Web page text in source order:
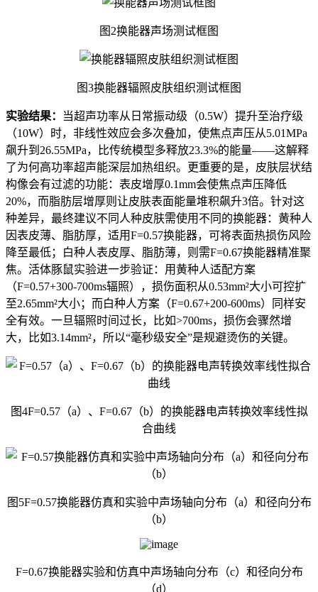
图2换能器声场测试框图
图3换能器辐照皮肤组织测试框图
实验结果：
当超声功率从日常振动级（0.5W）提升至治疗级
（10W）时，非线性效应会多次叠加，使焦点声压从5.01MPa
飙升到26.55MPa，比传统模型多释放23.3%的能量——这解释
了为何高功率超声能深层加热组织。更重要的是，皮肤层状结
构像会有过滤的功能：表皮增厚0.1mm会使焦点声压降低
20%，而脂肪层增厚则让皮肤表面能量堆积飙升3倍。针对这
种差异，最终建议不同人种皮肤需使用不同的换能器：黄种人
因表皮薄、脂肪厚，适用F=0.57换能器，可将表面热损伤风险
降至最低；白种人表皮厚、脂肪薄，则需F=0.67换能器精准聚
焦。活体豚鼠实验进一步验证：用黄种人适配方案
（F=0.57+300-700ms辐照），损伤面积从0.53mm²大小可控扩
至2.65mm²大小；而白种人方案（F=0.67+200-600ms）同样安
全有效。一旦辐照时间过长，比如>700ms，损伤会骤然增
大，比如3.14mm²，所以“毫秒级安全”是规避烫伤的关键。
图4F=0.57（a）、F=0.67（b）的换能器电声转换效率线性拟
合曲线
图5F=0.57换能器仿真和实验中声场轴向分布（a）和径向分布
（b）
F=0.67换能器实验和仿真中声场轴向分布（c）和径向分布
（d）